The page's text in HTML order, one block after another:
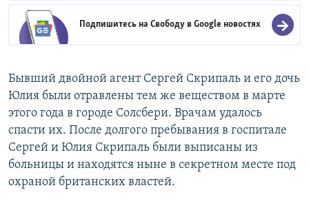
Подпишитесь на Свободу вGoogle новостях
Бывший двойной агент Сергей Скрипаль и его дочь
Юлия были отравлены тем же веществом в марте
этого года в городе Солсбери. Врачам удалось
спасти их. После долгого пребывания в госпитале
Сергей и Юлия Скрипаль были выписаны из
больницы и находятся ныне в секретном месте под
охраной британских властей.